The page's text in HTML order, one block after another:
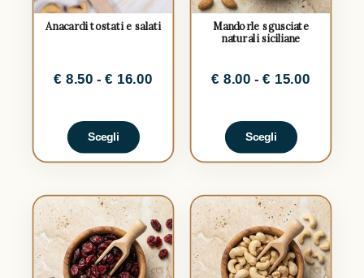
Anacardi tostati e salati
€ 8.50 - € 16.00
Scegli
Mandorle sgusciate
naturali siciliane
€ 8.00 - € 15.00
Scegli